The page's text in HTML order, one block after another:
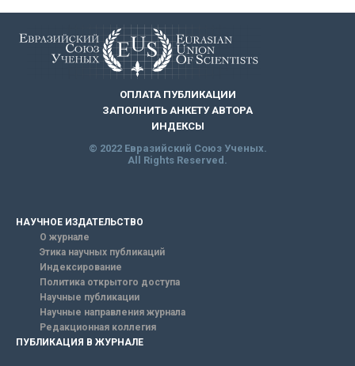
ОПЛАТА ПУБЛИКАЦИИ
ЗАПОЛНИТЬ АНКЕТУ АВТОРА
ИНДЕКСЫ
© 2022 Евразийский Союз Ученых.
All Rights Reserved.
НАУЧНОЕ ИЗДАТЕЛЬСТВО
О журнале
Этика научных публикаций
Индексирование
Политика открытого доступа
Научные публикации
Научные направления журнала
Редакционная коллегия
ПУБЛИКАЦИЯ В ЖУРНАЛЕ